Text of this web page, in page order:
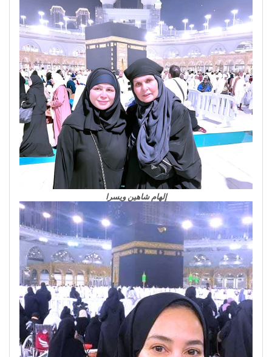
إلهام شاهين ويسرا